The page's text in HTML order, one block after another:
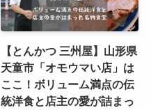
【とんかつ 三州屋】山形県
天童市「オモウマい店」は
ここ！ボリューム満点の伝
統洋食と店主の愛が詰まっ